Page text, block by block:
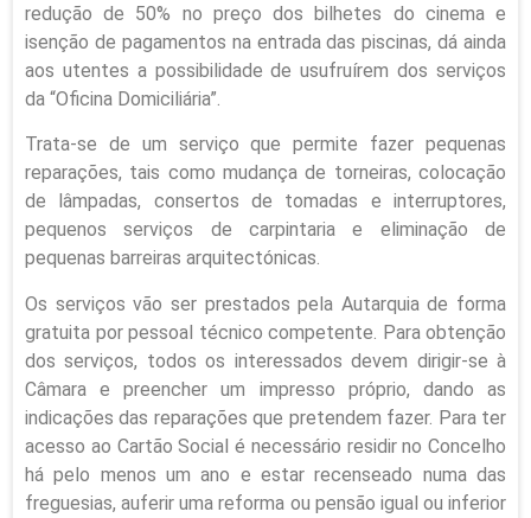
redução de 50% no preço dos bilhetes do cinema e
isenção de pagamentos na entrada das piscinas, dá ainda
aos utentes a possibilidade de usufruírem dos serviços
da “Oficina Domiciliária”.
Trata-se de um serviço que permite fazer pequenas
reparações, tais como mudança de torneiras, colocação
de lâmpadas, consertos de tomadas e interruptores,
pequenos serviços de carpintaria e eliminação de
pequenas barreiras arquitectónicas.
Os serviços vão ser prestados pela Autarquia de forma
gratuita por pessoal técnico competente. Para obtenção
dos serviços, todos os interessados devem dirigir-se à
Câmara e preencher um impresso próprio, dando as
indicações das reparações que pretendem fazer. Para ter
acesso ao Cartão Social é necessário residir no Concelho
há pelo menos um ano e estar recenseado numa das
freguesias, auferir uma reforma ou pensão igual ou inferior